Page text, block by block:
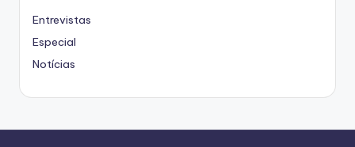
Entrevistas
Especial
Notícias